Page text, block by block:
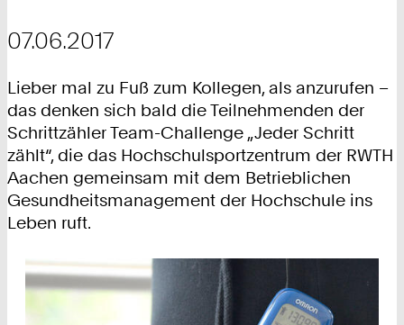
07.06.2017
Lieber mal zu Fuß zum Kollegen, als anzurufen –
das denken sich bald die Teilnehmenden der
Schrittzähler Team-Challenge „Jeder Schritt
zählt“, die das Hochschulsportzentrum der RWTH
Aachen gemeinsam mit dem Betrieblichen
Gesundheitsmanagement der Hochschule ins
Leben ruft.